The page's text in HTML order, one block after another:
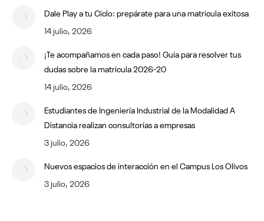
Dale Play a tu Ciclo: prepárate para una matrícula exitosa
14 julio, 2026
¡Te acompañamos en cada paso! Guía para resolver tus
dudas sobre la matrícula 2026-20
14 julio, 2026
Estudiantes de Ingeniería Industrial de la Modalidad A
Distancia realizan consultorías a empresas
3 julio, 2026
Nuevos espacios de interacción en el Campus Los Olivos
3 julio, 2026